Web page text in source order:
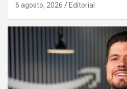
6 agosto, 2026 Editorial